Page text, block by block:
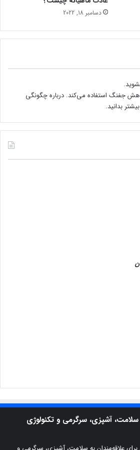
دسامبر 18, 2022
.
جفنگ استفاده می‌کند. درباره چگونگی
بدانید.
سلامت، آشپزی، سرگرمی و تکنولوژی